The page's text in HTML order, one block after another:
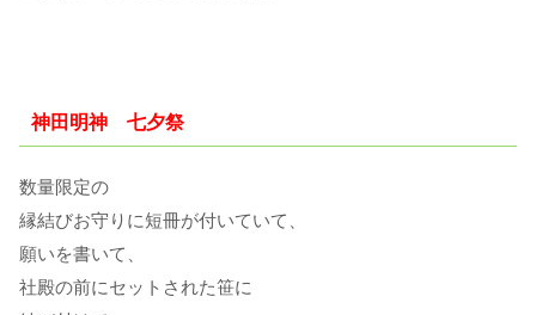
神田明神 七夕祭
数量限定の
縁結びお守りに短冊が付いていて、
願いを書いて、
社殿の前にセットされた笹に